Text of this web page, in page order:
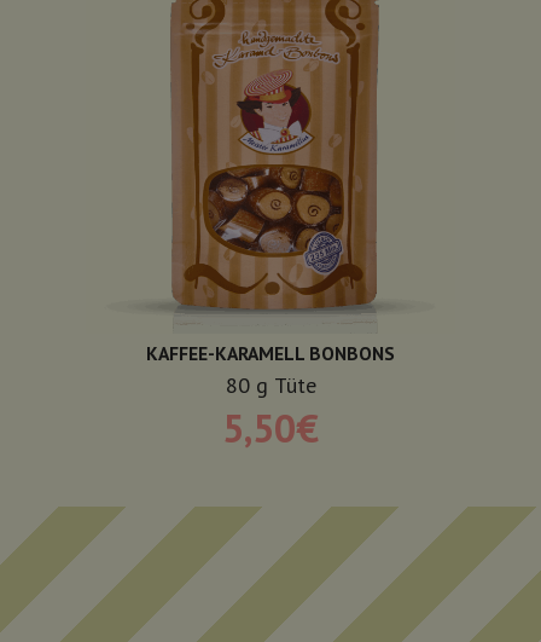
KAFFEE-KARAMELL BONBONS
80 g Tüte
5,50€